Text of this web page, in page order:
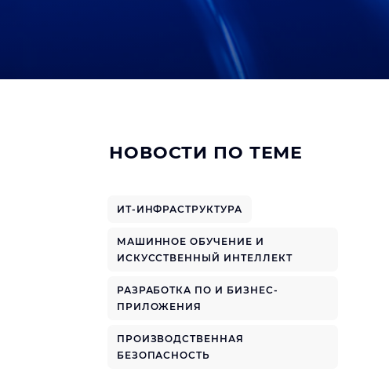
НОВОСТИ ПО ТЕМЕ
ИТ-ИНФРАСТРУКТУРА
МАШИННОЕ ОБУЧЕНИЕ И
ИСКУССТВЕННЫЙ ИНТЕЛЛЕКТ
РАЗРАБОТКА ПО И БИЗНЕС-
ПРИЛОЖЕНИЯ
ПРОИЗВОДСТВЕННАЯ
БЕЗОПАСНОСТЬ